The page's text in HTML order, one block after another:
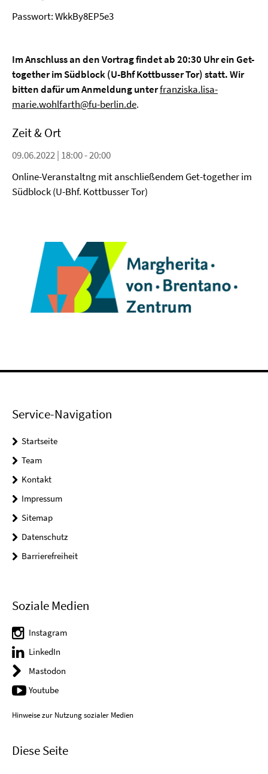
Passwort: WkkBy8EP5e3
Im Anschluss an den Vortrag findet ab 20:30 Uhr ein Get-
together im Südblock (U-Bhf Kottbusser Tor) statt. Wir
bitten dafür um Anmeldung unterfranziska.lisa-
marie.wohlfarth@fu-berlin.de.
Zeit & Ort
09.06.2022 | 18:00 - 20:00
Online-Veranstaltng mit anschließendem Get-together im
Südblock (U-Bhf. Kottbusser Tor)
Service-Navigation
Startseite
Team
Kontakt
Impressum
Sitemap
Datenschutz
Barrierefreiheit
Soziale Medien
Instagram
LinkedIn
Mastodon
Youtube
Hinweise zur Nutzung sozialer Medien
Diese Seite